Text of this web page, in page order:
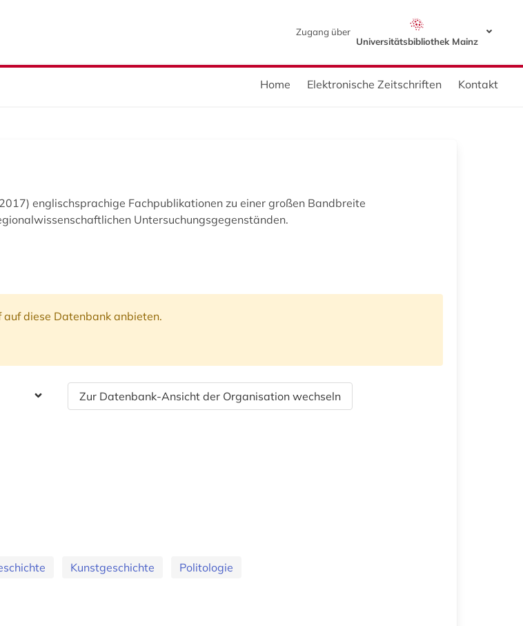
Zugang über
Universitätsbibliothek Mainz
Home Elektronische Zeitschriften Kontakt
englischsprachige Fachpublikationen zu einer großen Bandbreite
Untersuchungsgegenständen.
diese Datenbank anbieten.
Zur Datenbank-Ansicht der Organisation wechseln
Kunstgeschichte
Politologie